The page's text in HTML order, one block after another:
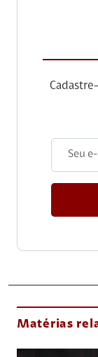
Matérias